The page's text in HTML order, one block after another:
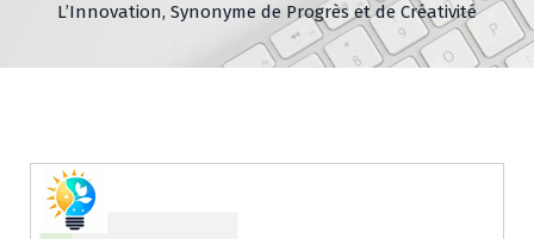
L’Innovation, Synonyme de Progrès et de Créativité